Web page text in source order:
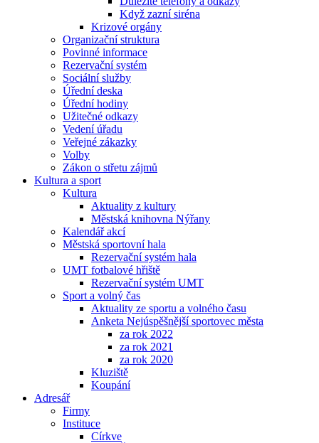
Když zazní siréna
Krizové orgány
Organizační struktura
Povinné informace
Rezervační systém
Sociální služby
Úřední deska
Úřední hodiny
Užitečné odkazy
Vedení úřadu
Veřejné zákazky
Volby
Zákon o střetu zájmů
Kultura a sport
Kultura
Aktuality z kultury
Městská knihovna Nýřany
Kalendář akcí
Městská sportovní hala
Rezervační systém hala
UMT fotbalové hřiště
Rezervační systém UMT
Sport a volný čas
Aktuality ze sportu a volného času
Anketa Nejúspěšnější sportovec města
za rok 2022
za rok 2021
za rok 2020
Kluziště
Koupání
Adresář
Firmy
Instituce
Církve